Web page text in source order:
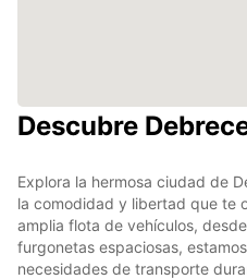
Descubre
Explora la hermosa ciudad de
la comodidad y libertad que te
amplia flota de vehículos,
furgonetas espaciosas,
necesidades de transporte